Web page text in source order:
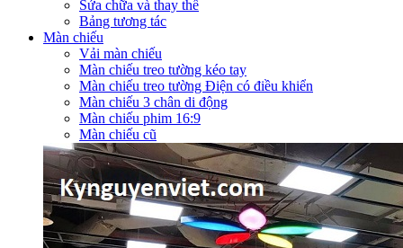
Sửa chữa và thay thế
Bảng tương tác
Màn chiếu
Vải màn chiếu
Màn chiếu treo tường kéo tay
Màn chiếu treo tường Điện có điều khiển
Màn chiếu 3 chân di động
Màn chiếu phim 16:9
Màn chiếu cũ